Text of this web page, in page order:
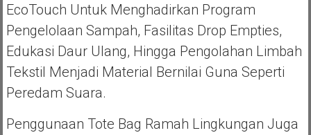
EcoTouch Untuk Menghadirkan Program
Pengelolaan Sampah, Fasilitas Drop Empties,
Edukasi Daur Ulang, Hingga Pengolahan Limbah
Tekstil Menjadi Material Bernilai Guna Seperti
Peredam Suara.
Penggunaan Tote Bag Ramah Lingkungan Juga